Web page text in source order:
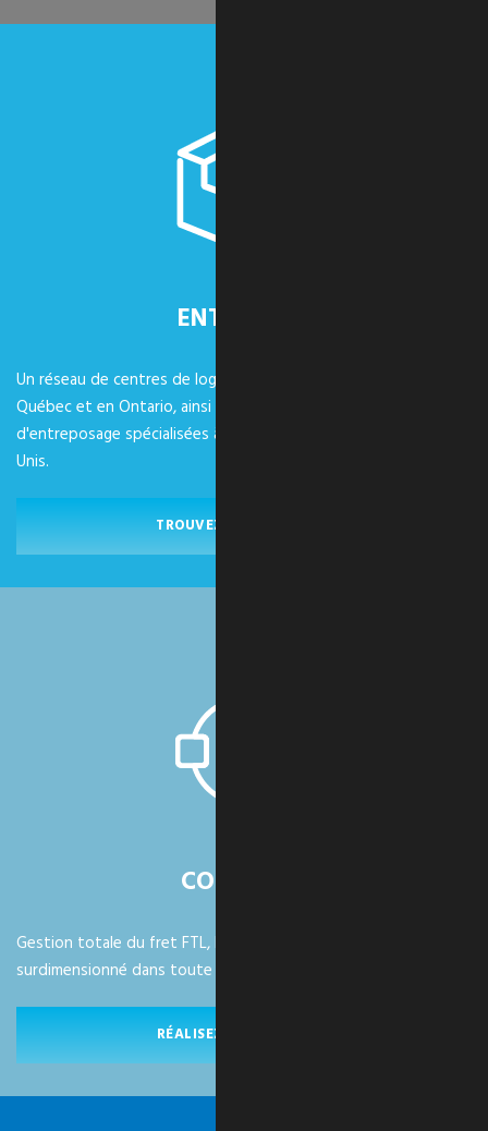
ENTREPÔTS
Un réseau de centres de logistique et d'entreposage situés au
Québec et en Ontario, ainsi que des installations
d'entreposage spécialisées à travers le Canada et les États-
Unis.
TROUVEZ VOTRE ESPACE
COURTAGE
Gestion totale du fret FTL, LTL, conteneurs, fret spécialisé et
surdimensionné dans toute l'Amérique du Nord.
RÉALISEZ VOTRE PROJET